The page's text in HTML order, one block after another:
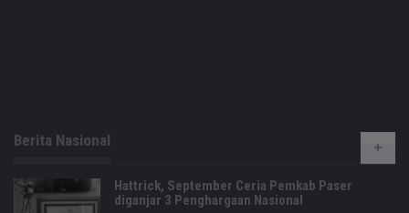
Berita Nasional
Hattrick, September Ceria Pemkab Paser
diganjar 3 Penghargaan Nasional